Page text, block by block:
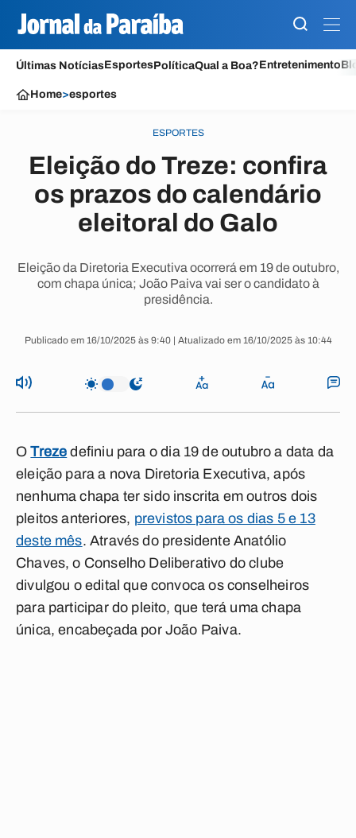
Últimas NotíciasEsportesPolíticaQual a Boa?Entretenimento
Home>esportes
ESPORTES
Eleição do Treze: confira
os prazos do calendário
eleitoral do Galo
Eleição da Diretoria Executiva ocorrerá em 19 de outubro,
com chapa única; João Paiva vai ser o candidato à
presidência.
Publicado em 16/10/2025 às 9:40 | Atualizado em 16/10/2025 às 10:44
OTreze definiu para o dia 19 de outubro a data da
eleição para a nova Diretoria Executiva, após
nenhuma chapa ter sido inscrita em outros dois
pleitos anteriores, previstos para os dias 5 e 13
deste mês. Através do presidente Anatólio
Chaves, o Conselho Deliberativo do clube
divulgou o edital que convoca os conselheiros
para participar do pleito, que terá uma chapa
única, encabeçada por João Paiva.